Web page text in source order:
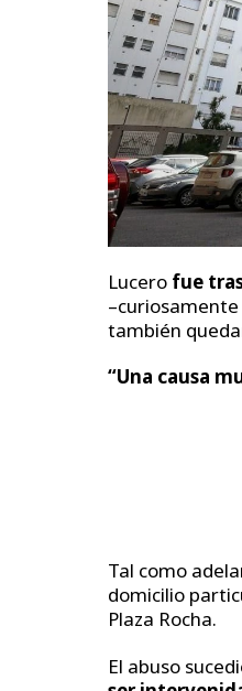
Lucero fue
también
“Una causa
Tal como
domicilio
Plaza Rocha.
El abuso